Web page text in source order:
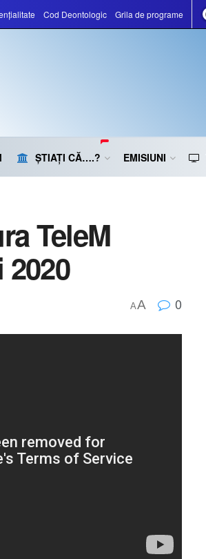
Cod Deontologic Grila de programe
ȘTIAȚI CĂ….? EMISIUNI
TeleM
AA 0